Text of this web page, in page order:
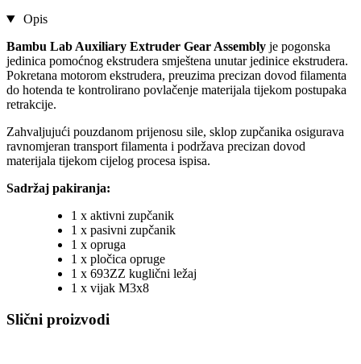
Opis
Bambu Lab Auxiliary Extruder Gear Assembly je pogonska
jedinica pomoćnog ekstrudera smještena unutar jedinice ekstrudera.
Pokretana motorom ekstrudera, preuzima precizan dovod filamenta
do hotenda te kontrolirano povlačenje materijala tijekom postupaka
retrakcije.
Zahvaljujući pouzdanom prijenosu sile, sklop zupčanika osigurava
ravnomjeran transport filamenta i podržava precizan dovod
materijala tijekom cijelog procesa ispisa.
Sadržaj pakiranja:
1 x aktivni zupčanik
1 x pasivni zupčanik
1 x opruga
1 x pločica opruge
1 x 693ZZ kuglični ležaj
1 x vijak M3x8
Slični proizvodi